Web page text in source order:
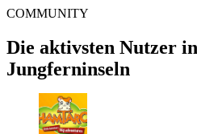
COMMUNITY
Die aktivsten Nutzer
Jungferninseln